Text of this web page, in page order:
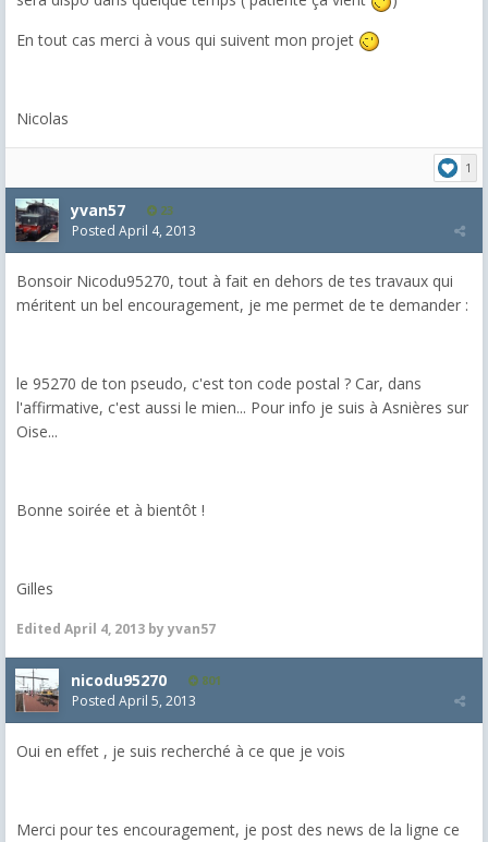
En tout cas merci à vous qui suivent mon projet
Nicolas
1
yvan57 23
Posted April 4, 2013
Bonsoir Nicodu95270, tout à fait en dehors de tes travaux qui
méritent un bel encouragement, je me permet de te demander :
le 95270 de ton pseudo, c'est ton code postal ? Car, dans
l'affirmative, c'est aussi le mien... Pour info je suis à Asnières sur
Oise...
Bonne soirée et à bientôt !
Gilles
Edited April 4, 2013 by yvan57
nicodu95270 801
Posted April 5, 2013
Oui en effet , je suis recherché à ce que je vois
Merci pour tes encouragement, je post des news de la ligne ce